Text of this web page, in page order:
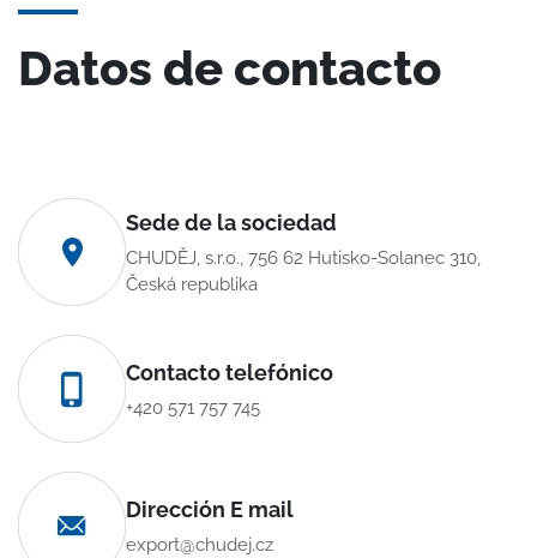
Datos de contacto
Sede de la sociedad
CHUDĚJ, s.r.o., 756 62 Hutisko-Solanec 310,
Česká republika
Contacto telefónico
+420 571 757 745
Dirección E mail
export@chudej.cz